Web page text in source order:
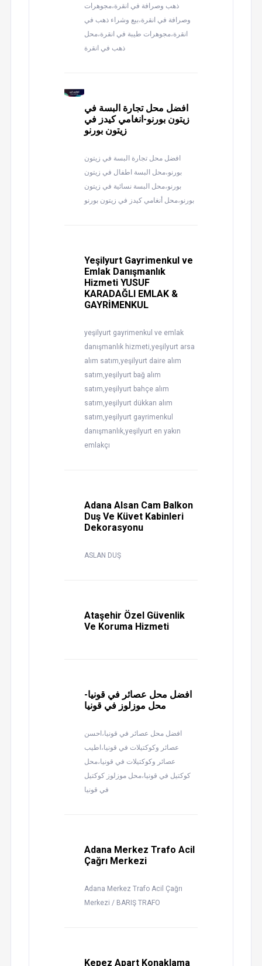
ذهب وصرافة في انقرة،مجوهرات
وصرافة في انقرة،بيع وشراء ذهب في
انقرة،مجوهرات طيبة في انقرة،محل
ذهب في انقرة
افضل محل تجارة البسة في
زيتون بورنو-انغامي كيدز في
زيتون بورنو
افضل محل تجارة البسة في زيتون
بورنو،محل البسة اطفال في زيتون
بورنو،محل البسة نسائية في زيتون
بورنو،محل أنغامي كيدز في زيتون بورنو
Yeşilyurt Gayrimenkul ve
Emlak Danışmanlık
Hizmeti YUSUF
KARADAĞLI EMLAK &
GAYRİMENKUL
yeşilyurt gayrimenkul ve emlak
danışmanlık hizmeti,yeşilyurt arsa
alım satım,yeşilyurt daire alım
satım,yeşilyurt bağ alım
satım,yeşilyurt bahçe alım
satım,yeşilyurt dükkan alım
satım,yeşilyurt gayrimenkul
danışmanlık,yeşilyurt en yakın
emlakçı
Adana Alsan Cam Balkon
Duş Ve Küvet Kabinleri
Dekorasyonu
ASLAN DUŞ
Ataşehir Özel Güvenlik
Ve Koruma Hizmeti
افضل محل عصائر في قونيا-
محل موزلوز في قونيا
افضل محل عصائر في قونيا،احسن
عصائر وكوكتيلات في قونيا،اطيب
عصائر وكوكتيلات في قونيا،محل
كوكتيل في قونيا،محل موزلوز كوكتيل
في قونيا
Adana Merkez Trafo Acil
Çağrı Merkezi
Adana Merkez Trafo Acil Çağrı
Merkezi / BARIŞ TRAFO
Kepez Apart Konaklama